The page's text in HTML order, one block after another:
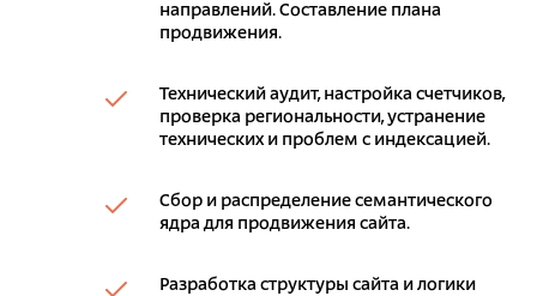
направлений. Составление плана
продвижения.
Технический аудит, настройка счетчиков,
проверка региональности, устранение
технических и проблем с индексацией.
Сбор и распределение семантического
ядра для продвижения сайта.
Разработка структуры сайта и логики